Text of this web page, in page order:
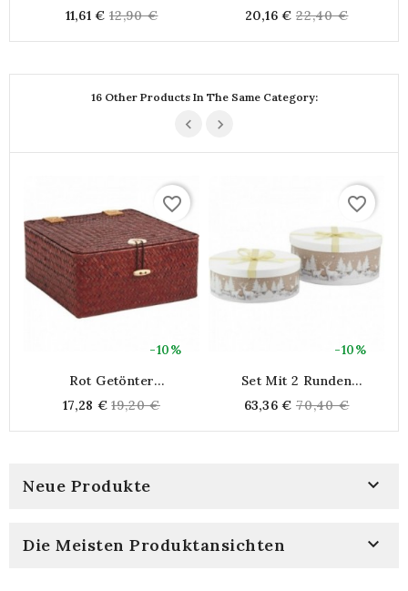
11,61 € Regular
price
12,90 € 20,16 € Regular
price
22,40 €
16 Other Products In The Same Category:
-10%
favorite_border
Rot Getönter
17,28 € Regular
price
19,20 €
-10%
favorite_border
Set Mit 2 Runden
Deckel Promenade Des
Cerfs
63,36 € Regular
price
70,40 €
Neue Produkte 
Die Meisten Produktansichten 